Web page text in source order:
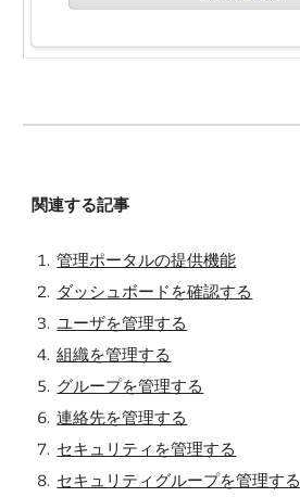
関連する記事
管理ポータルの提供機能
ダッシュボードを確認する
ユーザを管理する
組織を管理する
グループを管理する
連絡先を管理する
セキュリティを管理する
セキュリティグループを管理する